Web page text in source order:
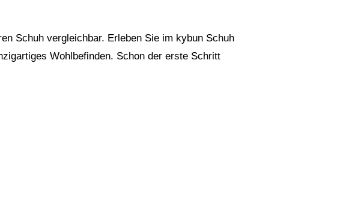
Schuh vergleichbar. Erleben Sie im kybun Schuh
Wohlbefinden. Schon der erste Schritt